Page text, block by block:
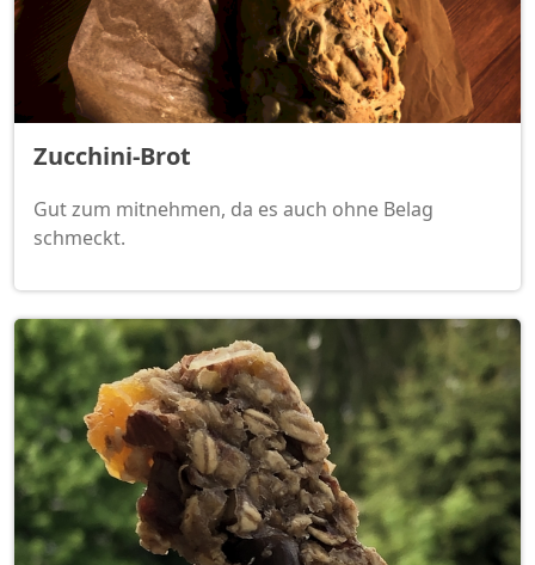
Zucchini-Brot
Gut zum mitnehmen, da es auch ohne Belag
schmeckt.